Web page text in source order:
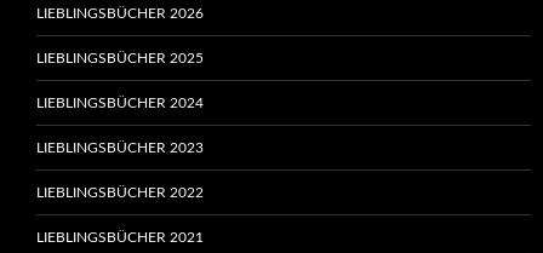
LIEBLINGSBÜCHER 2026
LIEBLINGSBÜCHER 2025
LIEBLINGSBÜCHER 2024
LIEBLINGSBÜCHER 2023
LIEBLINGSBÜCHER 2022
LIEBLINGSBÜCHER 2021